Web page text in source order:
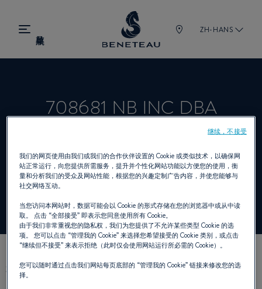
ZH-HANS
708681 NB INC DBA
经销商 舷内机, 舷外机 为 BENETEAU
我们的联络方式
我们的网页使用由我们或我们的合作伙伴设置的 Cookie 或类似技术，以确保网
站正常运行，向您提供所需服务，提升并个性化网站功能以方便您的使用，衡
量和分析我们的受众及网站性能，根据您的兴趣定制广告内容，并使您能够与
社交网络互动。
当您访问本网站时，数据可能会以 Cookie 的形式存储在您的浏览器中或从中读
取。 点击 “全部接受”即表示您同意使用所有 Cookie。
由于我们非常重视您的隐私权，我们为您提供了不允许某些类型 Cookie 的选
项。 您可以点击 “管理我的 Cookie”来选择您希望接受的 Cookie 类别，或点击
“继续但不接受”来表示拒绝（此时仅会使用网站运行所必需的 Cookie）。
您可以随时通过点击我们网站每页底部的 “管理我的 Cookie”链接来修改您的选
择。
继续，不接受